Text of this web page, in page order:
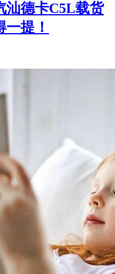
汕德卡C5L载货
提！